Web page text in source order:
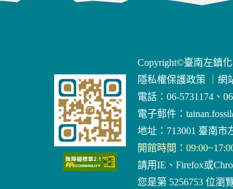
Copyright©臺南左鎮
隱私權保護政策
網
電話：06-5731174、
電子郵件：
地址：713001 臺南市
開館時間：
請用IE、Firefox或
您是第 5256753 位瀏